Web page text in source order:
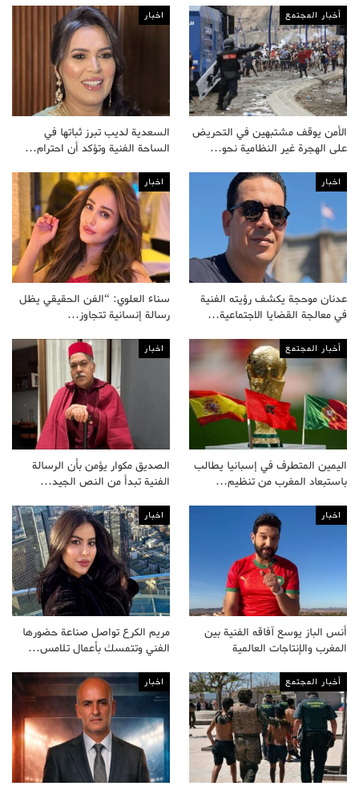
أخبار المجتمع
الأمن يوقف مشتبهين في التحريض
على الهجرة غير النظامية نحو…
اخبار
السعدية لديب تبرز ثباتها في
الساحة الفنية وتؤكد أن احترام…
اخبار
عدنان موحجة يكشف رؤيته الفنية
في معالجة القضايا الاجتماعية…
اخبار
سناء العلوي: “الفن الحقيقي يظل
رسالة إنسانية تتجاوز…
أخبار المجتمع
اليمين المتطرف في إسبانيا يطالب
باستبعاد المغرب من تنظيم…
اخبار
الصديق مكوار يؤمن بأن الرسالة
الفنية تبدأ من النص الجيد…
اخبار
أنس الباز يوسع آفاقه الفنية بين
المغرب والإنتاجات العالمية
اخبار
مريم الكرع تواصل صناعة حضورها
الفني وتتمسك بأعمال تلامس…
أخبار المجتمع اخبار